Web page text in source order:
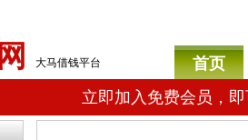
大马借钱平台
首页
立即加入免费会员，